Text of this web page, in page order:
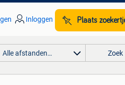
Inloggen Plaats
Alle afstanden… Zoek